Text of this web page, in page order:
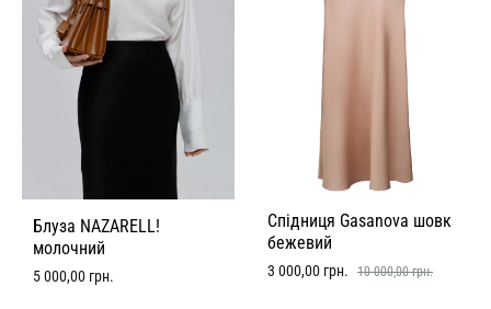
Блуза NAZARELL!
молочний
5 000,00 грн.
Спідниця Gasanova шовк
бежевий
3 000,00 грн. 10 000,00грн.